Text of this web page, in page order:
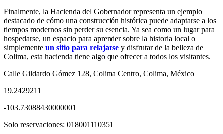
Finalmente, la Hacienda del Gobernador representa un ejemplo
destacado de cómo una construcción histórica puede adaptarse a los
tiempos modernos sin perder su esencia. Ya sea como un lugar para
hospedarse, un espacio para aprender sobre la historia local o
simplemente un sitio para relajarse y disfrutar de la belleza de
Colima, esta hacienda tiene algo que ofrecer a todos los visitantes.
Calle Gildardo Gómez 128, Colima Centro, Colima, México
19.2429211
-103.73088430000001
Solo reservaciones: 018001110351